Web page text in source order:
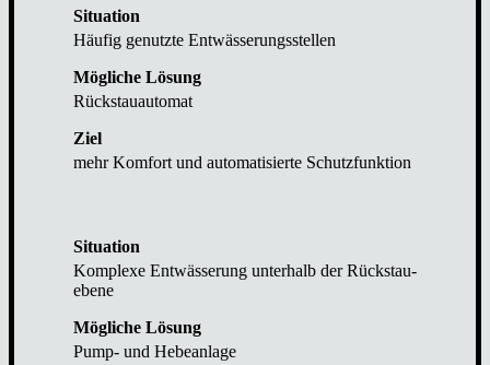
Häu­fig genutz­te Ent­wäs­se­rungs­stel­len
Rück­stau­au­to­mat
mehr Kom­fort und auto­ma­ti­sier­te Schutz­funk­ti­on
Kom­ple­xe Ent­wäs­se­rung unter­halb der Rück­stau­
ebe­ne
Pump- und Hebe­an­la­ge